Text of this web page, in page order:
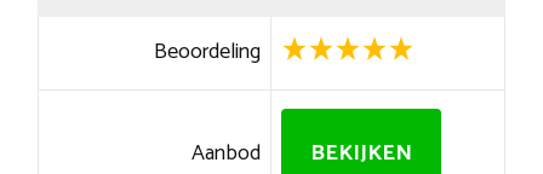
Beoordeling
Aanbod BEKIJKEN